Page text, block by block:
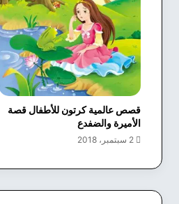
قصص عالمية كرتون للأطفال قصة
الأميرة والضفدع
2 سبتمبر، 2018